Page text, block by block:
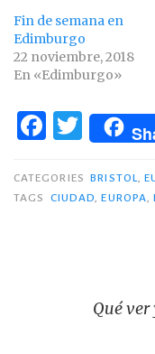
Fin de semana en
Edimburgo
22 noviembre, 2018
En «Edimburgo»
F
c
e
T
w
it
te
CATEGORIES BRISTOL,
TAGS
CIUDAD,EUROPA,
Qué